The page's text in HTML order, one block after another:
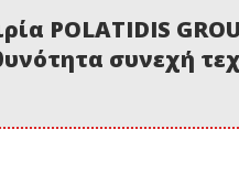
POLATIDIS
συνεχή